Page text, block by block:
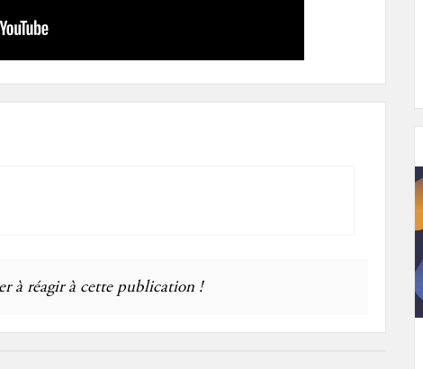
à réagir à cette publication !